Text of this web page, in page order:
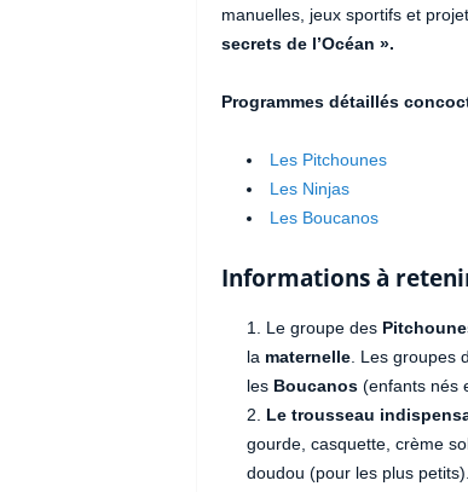
manuelles, jeux sportifs et
secrets de l’Océan ».
Programmes détaillés
Les Pitchounes
Les Ninjas
Les Boucanos
Informations à
Le groupe des
la maternelle. Les groupes
les Boucanos(enfants nés
Le trousseau
gourde, casquette, crème
doudou (pour les plus